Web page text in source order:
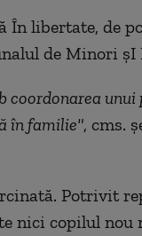
În libertate, de
de Minori şI
unui
în familie", cms.
Potrivit
nici copilul nou